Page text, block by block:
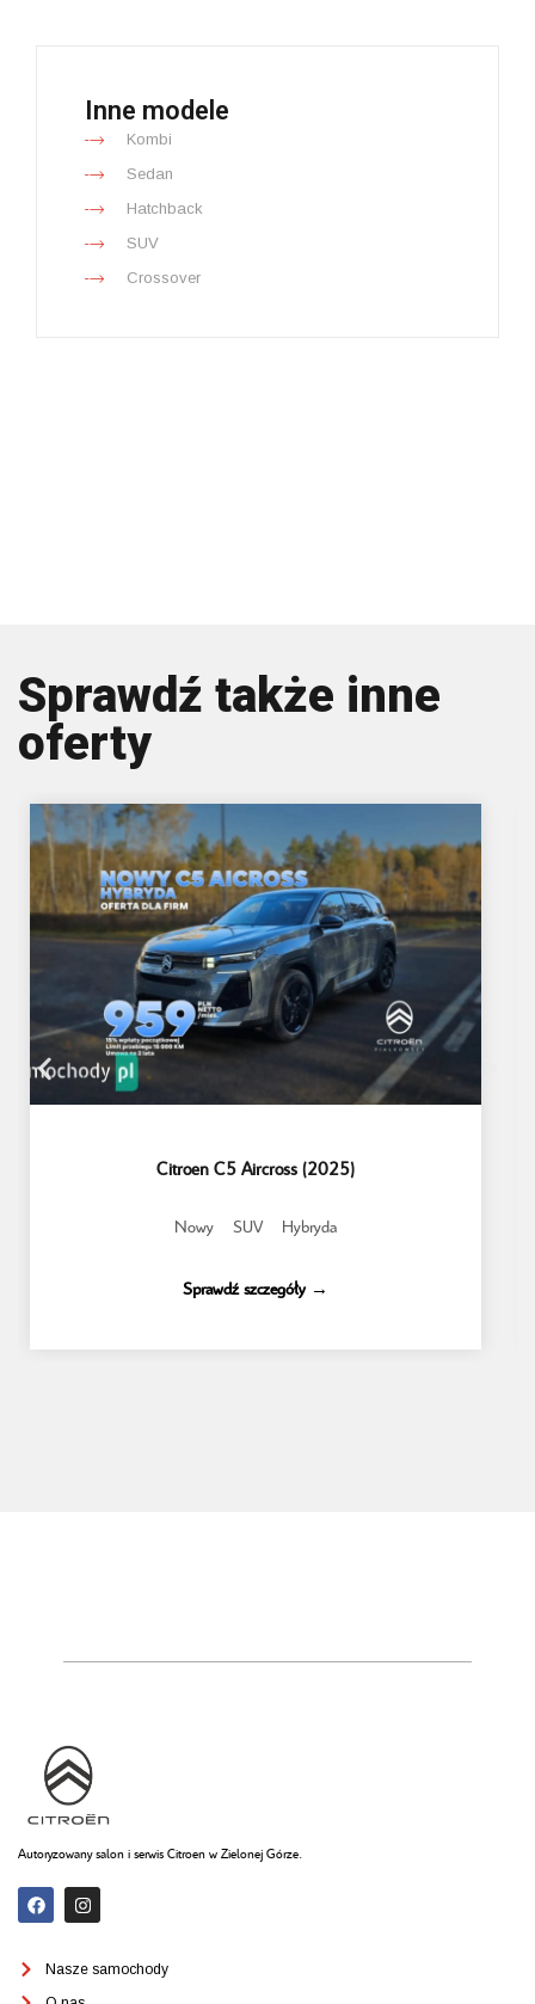
Inne modele
Kombi
Sedan
Hatchback
SUV
Crossover
Sprawdź także inne
oferty
Citroen C5 Aircross (2025)
Nowy SUV Hybryda
Sprawdź szczegóły →
Autoryzowany salon i serwis Citroen w Zielonej Górze.
Nasze samochody